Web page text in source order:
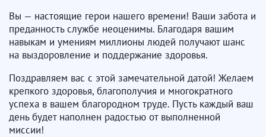
Вы — настоящие герои нашего времени! Ваши забота и
преданность службе неоценимы. Благодаря вашим
навыкам и умениям миллионы людей получают шанс
на выздоровление и поддержание здоровья.
Поздравляем вас с этой замечательной датой! Желаем
крепкого здоровья, благополучия и многократного
успеха в вашем благородном труде. Пусть каждый ваш
день будет наполнен радостью от выполненной
миссии!